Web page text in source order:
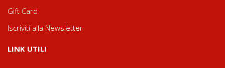
Gift Card
Iscriviti alla Newsletter
LINK UTILI